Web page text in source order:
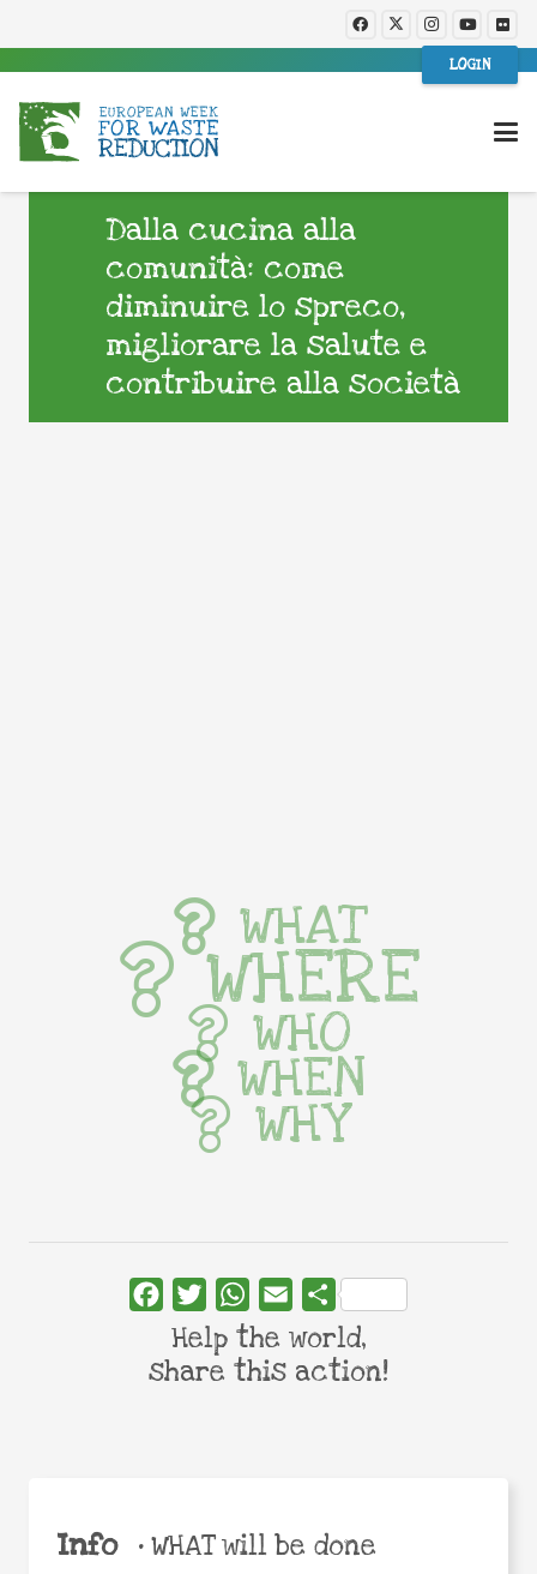
LOGIN
Dalla cucina alla
comunità: come
diminuire lo spreco,
migliorare la salute e
contribuire alla società
Info •WHAT will be done
WHAT
WHERE
WHO
WHEN
WHY
FacebookTwitterWhatsApp
Email Share
Help the world,
share this action!